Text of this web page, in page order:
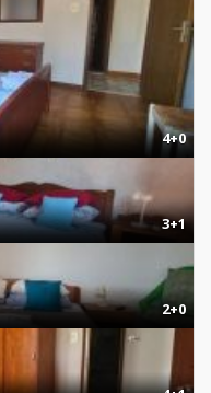
4+0
3+1
2+0